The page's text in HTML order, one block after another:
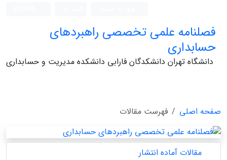
فصلنامه علمی تخصصی راهبردهای
حسابداری
دانشگاه تهران دانشکدگان فارابی دانشکده مدیریت و حسابداری
صفحه اصلی فهرست مقالات
مقالات آماده انتشار